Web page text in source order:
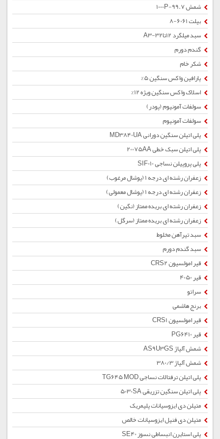
شمش 1000P-99.7
بیلت 6061-8
سبد میلگرد 12تا32-A3
گندم دورم
شکر خام
پارافین واکس سنگین 5%
اسلاک واکس سنگین ویژه 12%
سولفات آمونیوم (پودر)
سولفات آمونیوم
پلی اتیلن سنگین دورانی MD3840UA
پلی اتیلن سبک خطی 20075AA
پلی پروپیلن نساجی SIF010
زعفران رشته ای درجه 1 (پوشال مرغوب)
زعفران رشته ای درجه 1 (پوشال معمولی)
زعفران رشته ای بریده ممتاز (نگین)
زعفران رشته ای بریده ممتاز (سرگل)
سبد تیرآهن مخلوط
سبد گندم دورم
قیر امولسیون CRS2
قیر 4050
سراتو
برنج هاشمی
قیر امولسیون CRS1
قیر PG6410
شمش آلیاژ AS9U3GS
شمش آلیاژ 380/3
پلی اتیلن ترفتالات نساجی TG645 MOD
پلی اتیلن سنگین تزریقی 5030SA
متیلن دی ایزوسیانات پلیمریک
متیلن دی فنیل ایزوسیانات خالص
پلی استایرن انبساطی نسوز SE40